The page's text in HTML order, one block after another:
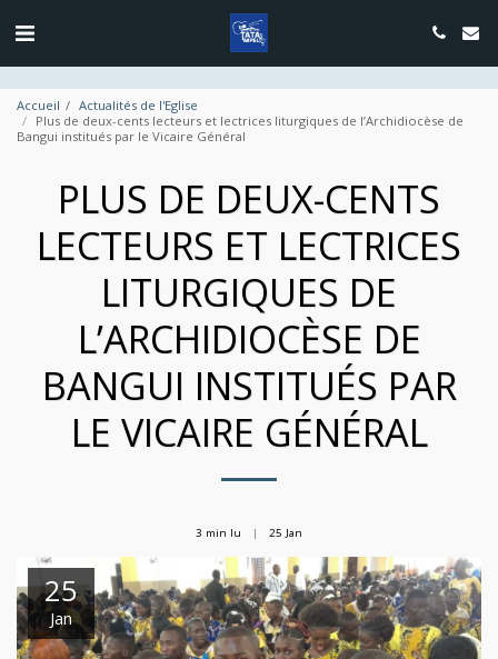
google.com, pub-4889604885818732, DIRECT, f08c47fec0942fa0
Accueil
Actualités de l'Eglise
Plus de deux-cents lecteurs et lectrices liturgiques de l’Archidiocèse de
Bangui institués par le Vicaire Général
PLUS DE DEUX-CENTS
LECTEURS ET LECTRICES
LITURGIQUES DE
L’ARCHIDIOCÈSE DE
BANGUI INSTITUÉS PAR
LE VICAIRE GÉNÉRAL
3 min lu 25 Jan
25
Jan